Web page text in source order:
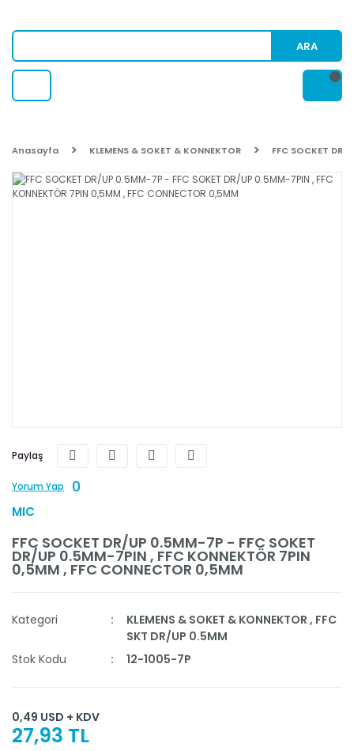
ARA
Anasayfa KLEMENS & SOKET & KONNEKTOR FFC SOCKET DR/
Paylaş
Yorum Yap 0
MIC
FFC SOCKET DR/UP 0.5MM-7P - FFC SOKET
DR/UP 0.5MM-7PIN , FFC KONNEKTÖR 7PIN
0,5MM , FFC CONNECTOR 0,5MM
Kategori KLEMENS & SOKET & KONNEKTOR , FFC
SKT DR/UP 0.5MM
Stok Kodu
12-1005-7P
0,49 USD + KDV
27,93 TL